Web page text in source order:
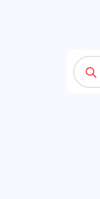
search